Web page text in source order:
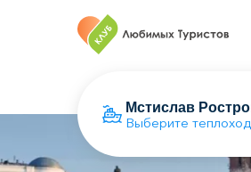
Выберите теплоход